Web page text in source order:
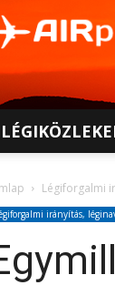
Légiforgalmi
irányítás,